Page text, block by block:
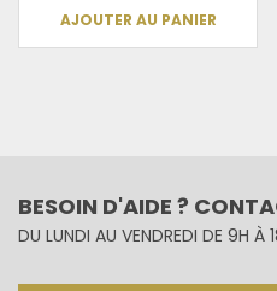
AJOUTER AU PANIER
BESOIN D'AIDE ?
DU LUNDI AU VENDREDI DE 9H À